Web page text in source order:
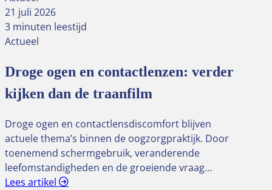
21 juli 2026
3 minuten leestijd
Actueel
Droge ogen en contactlenzen: verder
kijken dan de traanfilm
Droge ogen en contactlensdiscomfort blijven
actuele thema’s binnen de oogzorgpraktijk. Door
toenemend schermgebruik, veranderende
leefomstandigheden en de groeiende vraag…
Lees artikel